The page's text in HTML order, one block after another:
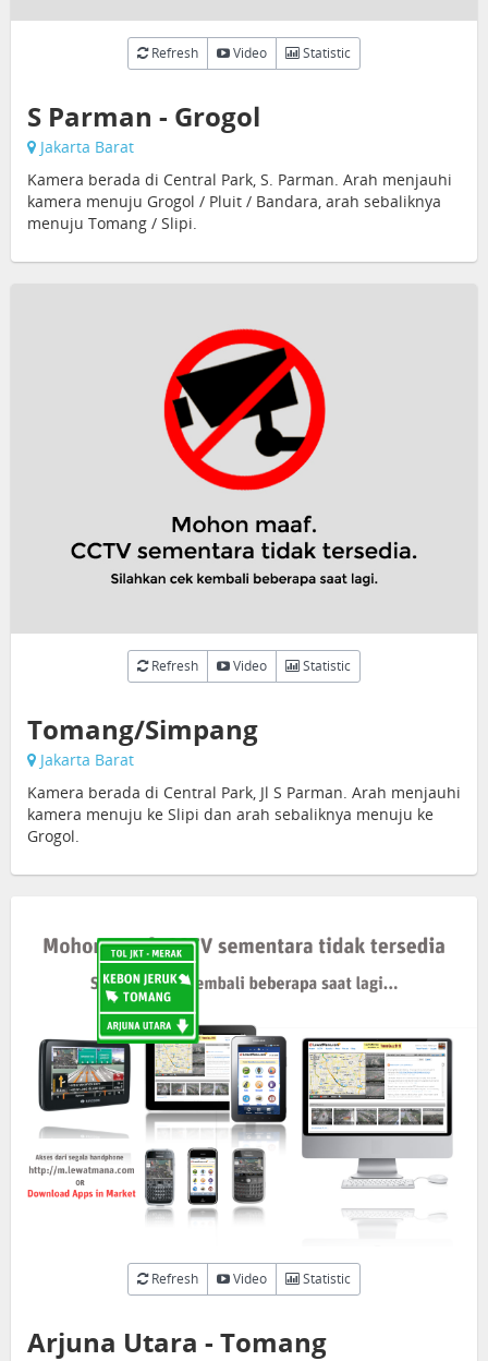
Refresh Video Statistic
S Parman - Grogol
Jakarta Barat
Kamera berada di Central Park, S. Parman. Arah menjauhi
kamera menuju Grogol / Pluit / Bandara, arah sebaliknya
menuju Tomang / Slipi.
Refresh Video Statistic
Tomang/Simpang
Jakarta Barat
Kamera berada di Central Park, Jl S Parman. Arah menjauhi
kamera menuju ke Slipi dan arah sebaliknya menuju ke
Grogol.
Refresh Video Statistic
Arjuna Utara - Tomang